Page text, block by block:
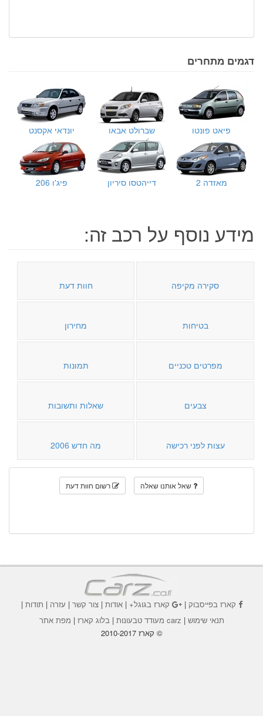
דגמים מתחרים
פיאט פונטו שברולט אבאו יונדאי אקסנט
מאזדה 2 דייהטסו סיריון פיג'ו 206
מידע נוסף על רכב זה:
סקירה מקיפה חוות דעת
בטיחות מחירון
מפרטים טכניים תמונות
צבעים שאלות ותשובות
עצות לפני רכישה מה חדש 2006
שאל אותנו שאלה רשום חוות דעת
קארז בפייסבוק| קארז בגוגל+|אודות |צור קשר | עזרה | תודות |
תנאי שימוש | carz מעודד טבעונות | בלוג קארז | מפת אתר
© קארז 2010-2017